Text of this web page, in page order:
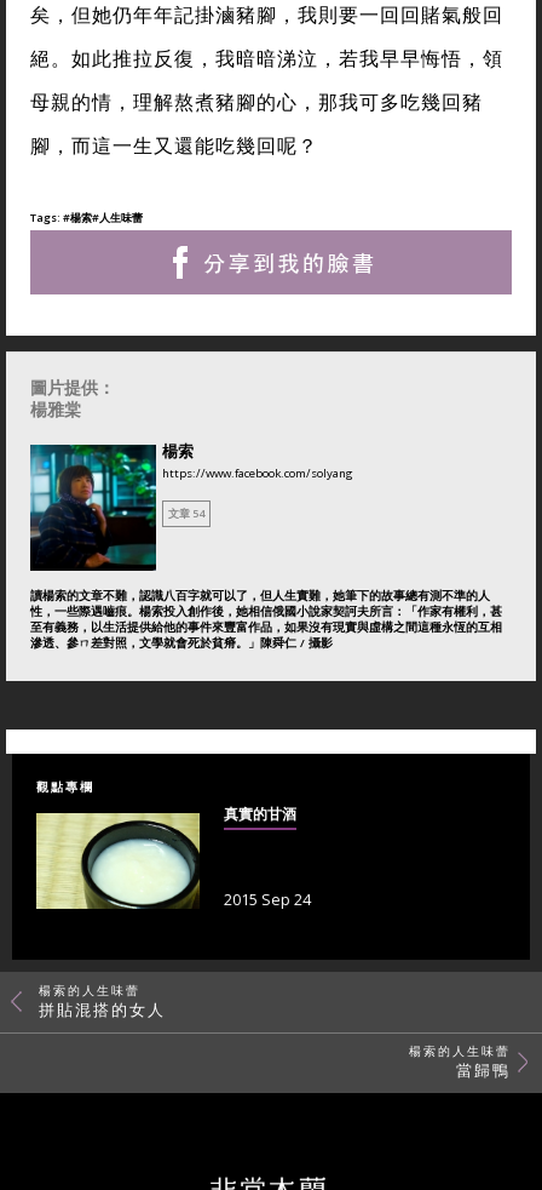
矣，但她仍年年記掛滷豬腳，我則要一回回賭氣般回
絕。如此推拉反復，我暗暗涕泣，若我早早悔悟，領
母親的情，理解熬煮豬腳的心，那我可多吃幾回豬
腳，而這一生又還能吃幾回呢？
Tags: #楊索#人生味蕾
圖片提供：
楊雅棠
楊索
https://www.facebook.com/solyang
文章 54
讀楊索的文章不難，認識八百字就可以了，但人生實難，她筆下的故事總有測不準的人
性，一些際遇嚙痕。楊索投入創作後，她相信俄國小說家契訶夫所言：「作家有權利，甚
至有義務，以生活提供給他的事件來豐富作品，如果沒有現實與虛構之間這種永恆的互相
滲透、參ㄇ差對照，文學就會死於貧瘠。」陳舜仁 / 攝影
觀點專欄
真實的甘酒
2015 Sep 24
楊索的人生味蕾
拼貼混搭的女人
楊索的人生味蕾
當歸鴨